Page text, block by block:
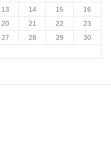
13 14 15
16
20 21 22
23
27 28 29
30